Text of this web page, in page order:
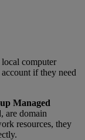
local computer
if they need
Managed
are domain
resources, they